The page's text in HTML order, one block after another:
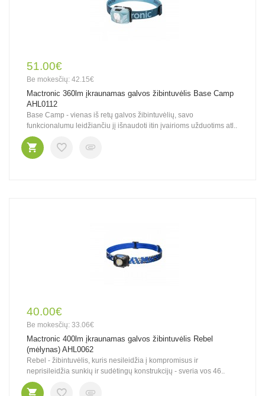
51.00€
Be mokesčių: 42.15€
Mactronic 360lm įkraunamas galvos žibintuvėlis Base Camp
AHL0112
Base Camp - vienas iš retų galvos žibintuvėlių, savo
funkcionalumu leidžiančiu jį išnaudoti itin įvairioms užduotims atl..
40.00€
Be mokesčių: 33.06€
Mactronic 400lm įkraunamas galvos žibintuvėlis Rebel
(mėlynas) AHL0062
Rebel - žibintuvėlis, kuris nesileidžia į kompromisus ir
neprisileidžia sunkių ir sudėtingų konstrukcijų - sveria vos 46..